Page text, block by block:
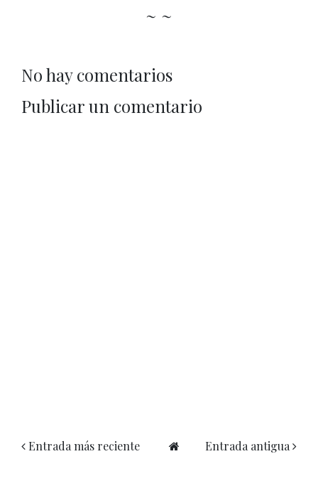
~ ~
No hay comentarios
Publicar un comentario
Entrada más reciente Entrada antigua